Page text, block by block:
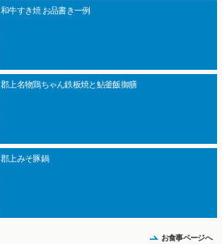
和牛すき焼 お品書き一例
郡上名物鶏ちゃん鉄板焼と鮎釜飯御膳
郡上みそ豚鍋
お食事ページへ